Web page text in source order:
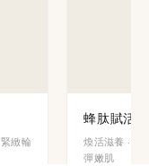
緻輪
蜂肽賦活
煥活滋養 · 淡
彈嫩肌